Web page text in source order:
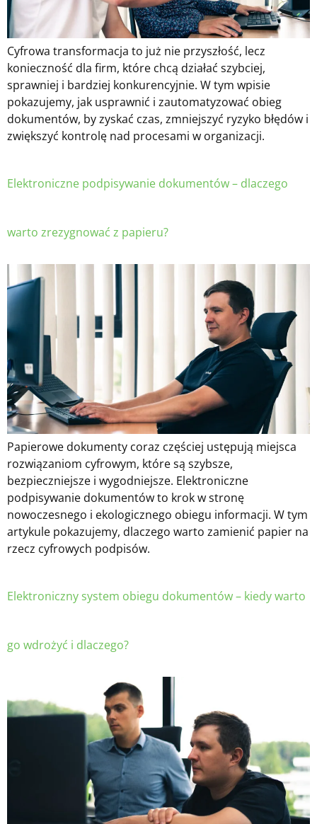
Cyfrowa transformacja to już nie przyszłość, lecz
konieczność dla firm, które chcą działać szybciej,
sprawniej i bardziej konkurencyjnie. W tym wpisie
pokazujemy, jak usprawnić i zautomatyzować obieg
dokumentów, by zyskać czas, zmniejszyć ryzyko błędów i
zwiększyć kontrolę nad procesami w organizacji.
Elektroniczne podpisywanie dokumentów – dlaczego
warto zrezygnować z papieru?
Papierowe dokumenty coraz częściej ustępują miejsca
rozwiązaniom cyfrowym, które są szybsze,
bezpieczniejsze i wygodniejsze. Elektroniczne
podpisywanie dokumentów to krok w stronę
nowoczesnego i ekologicznego obiegu informacji. W tym
artykule pokazujemy, dlaczego warto zamienić papier na
rzecz cyfrowych podpisów.
Elektroniczny system obiegu dokumentów – kiedy warto
go wdrożyć i dlaczego?